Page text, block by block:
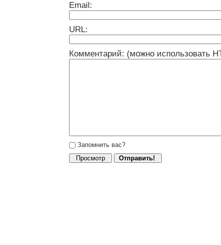
Email:
URL:
Комментарий: (можно использовать
Запомнить вас?